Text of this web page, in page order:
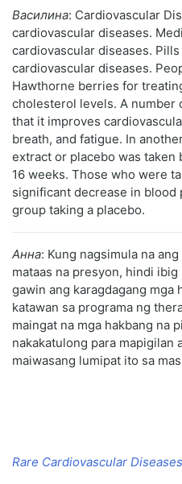
Василина: Cardiovascular
cardiovascular diseases.
cardiovascular diseases.
cardiovascular diseases.
Hawthorne berries for
cholesterol levels. A number
that it improves
breath, and fatigue. In
extract or placebo was
16 weeks. Those who were
significant decrease in
group taking a placebo.
Анна: Kung nagsimula na
mataas na presyon, hindi
gawin ang karagdagang mga
katawan sa programa ng
maingat na mga hakbang na
nakakatulong para mapigilan
maiwasang lumipat ito sa
Rare Cardiovascular Diseases